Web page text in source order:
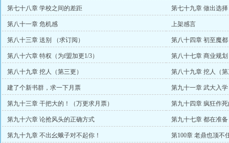
第七十八章 学校之间的差距 第七十九章 做出选择
第八十一章 危机感 上架感言
第八十三章 送别 （求订阅） 第八十四章 初至魔都
第八十六章 特权（为f盟加更1/3） 第八十七章 商业规划
第八十九章 挖人（第三更） 第八十九章 挖人（
建了个新书群，求一下月票 第九十一章 武大入学
第九十三章 干把大的！（万更求月票） 第九十四章 疯狂作
第九十六章 论抢风头的正确方式 第九十七章 都在准
第九十九章 不出幺蛾子对不起你！
第100章 老鼎也顶不